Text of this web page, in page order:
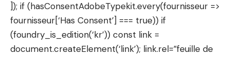
]); if (hasConsentAdobeTypekit.every(fournisseur =>
fournisseur[‘Has Consent’] === true)) if
(foundry_is_edition(‘kr’)) const link =
document.createElement(‘link’); link.rel=”feuille de